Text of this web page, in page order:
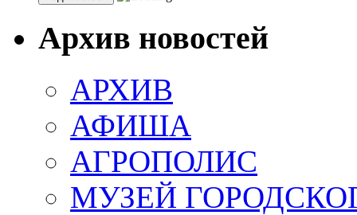
Архив новостей
АРХИВ
АФИША
АГРОПОЛИС
МУЗЕЙ